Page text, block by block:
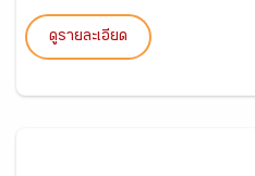
ดูรายละเอียด